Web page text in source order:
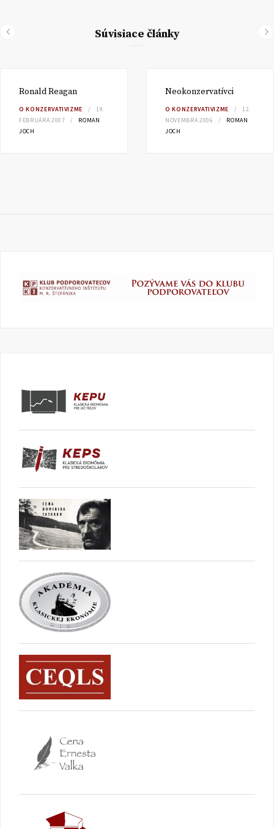
Súvisiace články
Ronald Reagan
O KONZERVATIVIZME
19.
FEBRUÁRA 2007
ROMAN
JOCH
Neokonzervatívci
O KONZERVATIVIZME
12.
NOVEMBRA 2006
ROMAN
JOCH